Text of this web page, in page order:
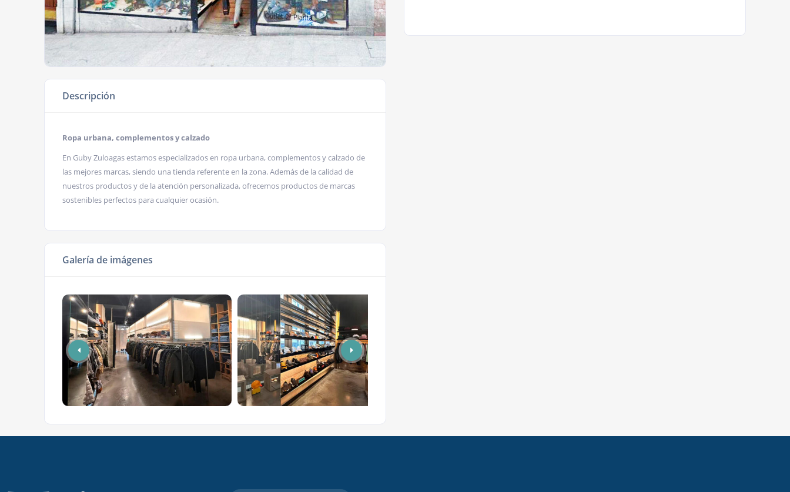
Descripción
Ropa urbana, complementos y calzado
En Guby Zuloagas estamos especializados en ropa urbana, complementos y calzado de
las mejores marcas, siendo una tienda referente en la zona. Además de la calidad de
nuestros productos y de la atención personalizada, ofrecemos productos de marcas
sostenibles perfectos para cualquier ocasión.
Galería de imágenes